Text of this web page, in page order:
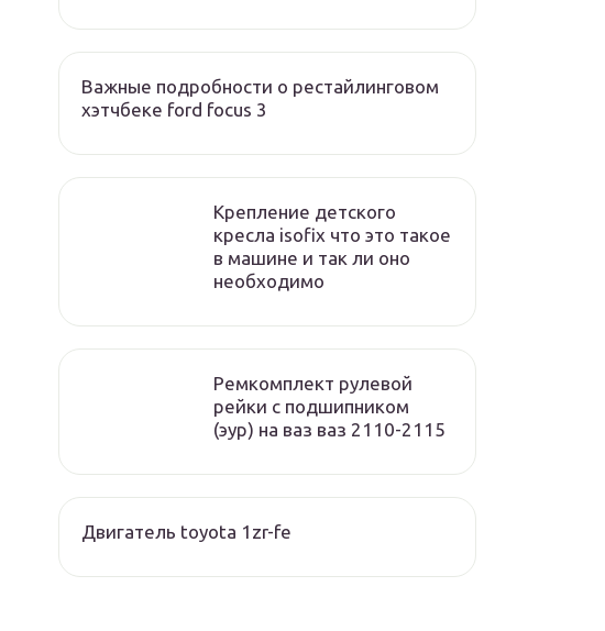
Важные подробности о рестайлинговом
хэтчбеке ford focus 3
Крепление детского
кресла isofix что это такое
в машине и так ли оно
необходимо
Ремкомплект рулевой
рейки с подшипником
(эур) на ваз ваз 2110-2115
Двигатель toyota 1zr-fe